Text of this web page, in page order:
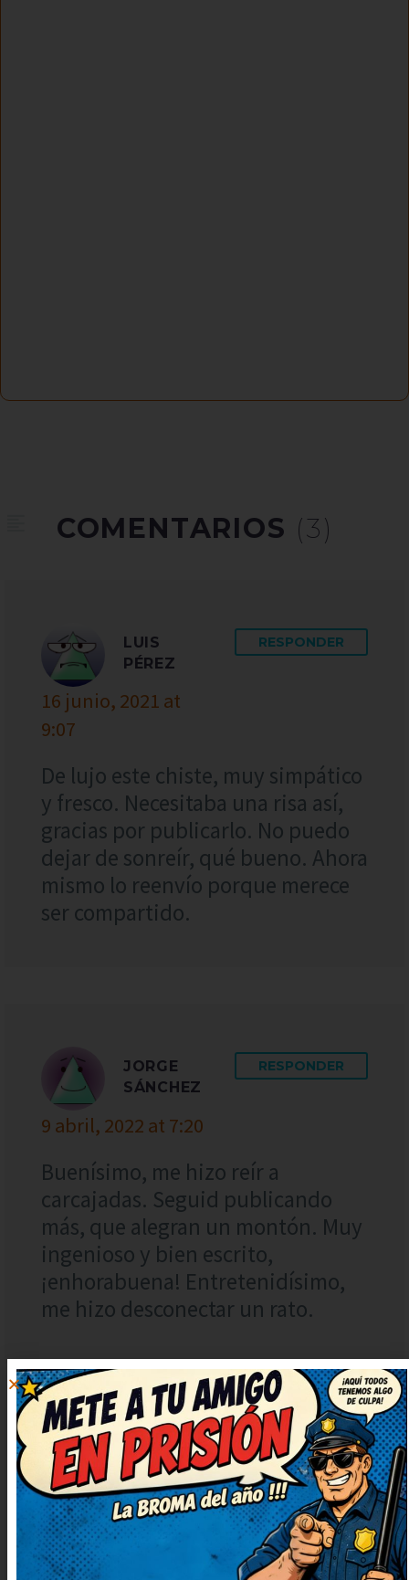
COMENTARIOS (3)
LUIS
PÉREZ
16 junio, 2021 at
9:07
RESPONDER
De lujo este chiste, muy simpático
y fresco. Necesitaba una risa así,
gracias por publicarlo. No puedo
dejar de sonreír, qué bueno. Ahora
mismo lo reenvío porque merece
ser compartido.
JORGE
SÁNCHEZ
9 abril, 2022 at 7:20
RESPONDER
Buenísimo, me hizo reír a
carcajadas. Seguid publicando
más, que alegran un montón. Muy
ingenioso y bien escrito,
¡enhorabuena! Entretenidísimo,
me hizo desconectar un rato.
SOFÍA
7 marzo, 2023 at
3:57
RESPONDER